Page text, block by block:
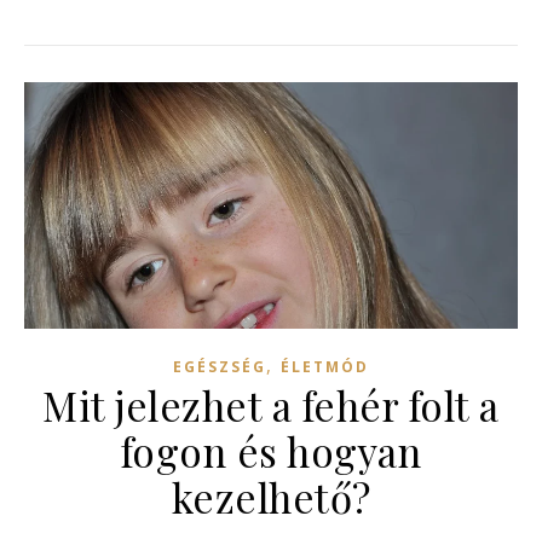
EGÉSZSÉG , ÉLETMÓD
Mit jelezhet a fehér folt a
fogon és hogyan
kezelhető?